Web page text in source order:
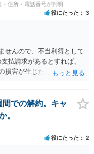
・住所・電話番号が判明
役にたった 3
せんので、不当利得として
払請求があるとすれば、
損害が生じた場合です。ご
での解約。キャ
。
役にたった 2